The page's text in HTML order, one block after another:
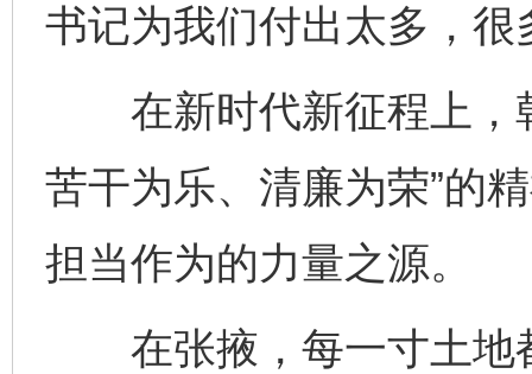
书记为我们付出太多，很
在新时代新征程上，
苦干为乐、清廉为荣”的
担当作为的力量之源。
在张掖，每一寸土地